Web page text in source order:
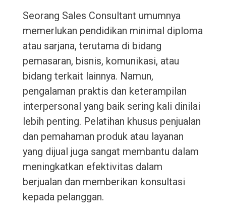
Seorang Sales Consultant umumnya
memerlukan pendidikan minimal diploma
atau sarjana, terutama di bidang
pemasaran, bisnis, komunikasi, atau
bidang terkait lainnya. Namun,
pengalaman praktis dan keterampilan
interpersonal yang baik sering kali dinilai
lebih penting. Pelatihan khusus penjualan
dan pemahaman produk atau layanan
yang dijual juga sangat membantu dalam
meningkatkan efektivitas dalam
berjualan dan memberikan konsultasi
kepada pelanggan.